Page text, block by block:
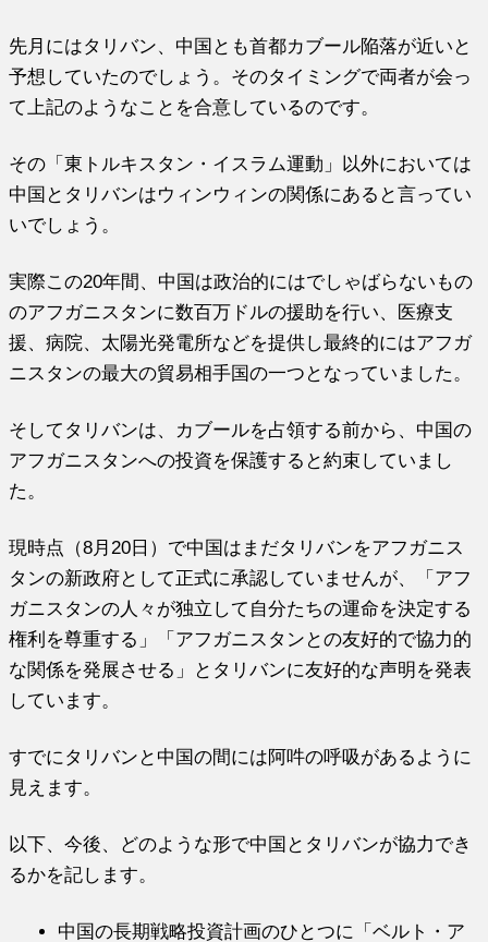
先月にはタリバン、中国とも首都カブール陥落が近いと
予想していたのでしょう。そのタイミングで両者が会っ
て上記のようなことを合意しているのです。
その「東トルキスタン・イスラム運動」以外においては
中国とタリバンはウィンウィンの関係にあると言ってい
いでしょう。
実際この20年間、中国は政治的にはでしゃばらないもの
のアフガニスタンに数百万ドルの援助を行い、医療支
援、病院、太陽光発電所などを提供し最終的にはアフガ
ニスタンの最大の貿易相手国の一つとなっていました。
そしてタリバンは、カブールを占領する前から、中国の
アフガニスタンへの投資を保護すると約束していまし
た。
現時点（8月20日）で中国はまだタリバンをアフガニス
タンの新政府として正式に承認していませんが、「アフ
ガニスタンの人々が独立して自分たちの運命を決定する
権利を尊重する」「アフガニスタンとの友好的で協力的
な関係を発展させる」とタリバンに友好的な声明を発表
しています。
すでにタリバンと中国の間には阿吽の呼吸があるように
見えます。
以下、今後、どのような形で中国とタリバンが協力でき
るかを記します。
中国の長期戦略投資計画のひとつに「ベルト・ア